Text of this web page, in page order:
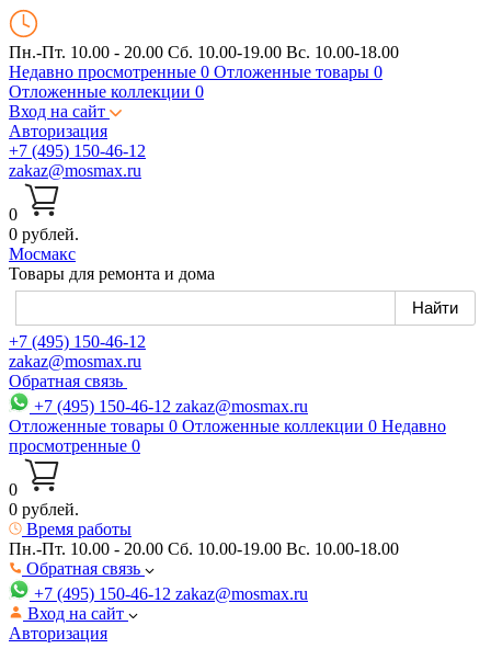
Пн.-Пт. 10.00 - 20.00 Сб. 10.00-19.00 Вс. 10.00-18.00
Недавно просмотренные 0 Отложенные товары 0
Отложенные коллекции 0
Вход на сайт
Авторизация
+7 (495) 150-46-12
zakaz@mosmax.ru
0
0 рублей.
Мосмакс
Товары для ремонта и дома
+7 (495) 150-46-12
zakaz@mosmax.ru
Обратная связь
+7 (495) 150-46-12 zakaz@mosmax.ru
Отложенные товары 0 Отложенные коллекции 0 Недавно
просмотренные 0
0
0 рублей.
Время работы
Пн.-Пт. 10.00 - 20.00 Сб. 10.00-19.00 Вс. 10.00-18.00
Обратная связь
+7 (495) 150-46-12 zakaz@mosmax.ru
Вход на сайт
Авторизация